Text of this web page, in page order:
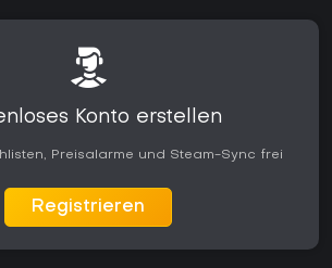
Konto erstellen
Preisalarme und Steam-Sync frei
Registrieren